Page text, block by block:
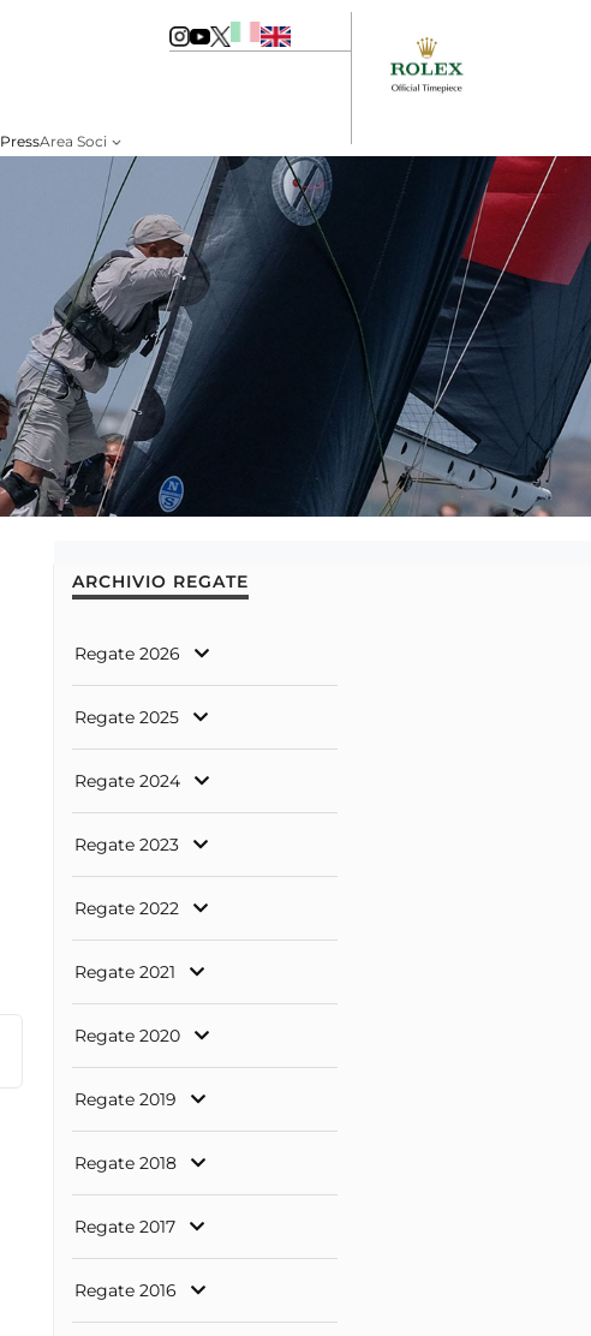
PressArea Soci
ARCHIVIO REGATE
Regate 2026
Regate 2025
Regate 2024
Regate 2023
Regate 2022
Regate 2021
Regate 2020
Regate 2019
Regate 2018
Regate 2017
Regate 2016